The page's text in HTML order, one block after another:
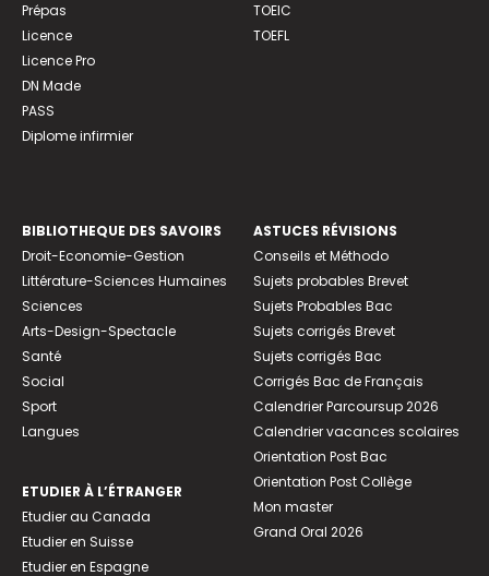
Prépas
Licence
Licence Pro
DN Made
PASS
Diplome infirmier
TOEIC
TOEFL
BIBLIOTHEQUE DES SAVOIRS
Droit-Economie-Gestion
Littérature-Sciences Humaines
Sciences
Arts-Design-Spectacle
Santé
Social
Sport
Langues
ETUDIER À L’ÉTRANGER
Etudier au Canada
Etudier en Suisse
Etudier en Espagne
ASTUCES RÉVISIONS
Conseils et Méthodo
Sujets probables Brevet
Sujets Probables Bac
Sujets corrigés Brevet
Sujets corrigés Bac
Corrigés Bac de Français
Calendrier Parcoursup 2026
Calendrier vacances scolaires
Orientation Post Bac
Orientation Post Collège
Mon master
Grand Oral 2026